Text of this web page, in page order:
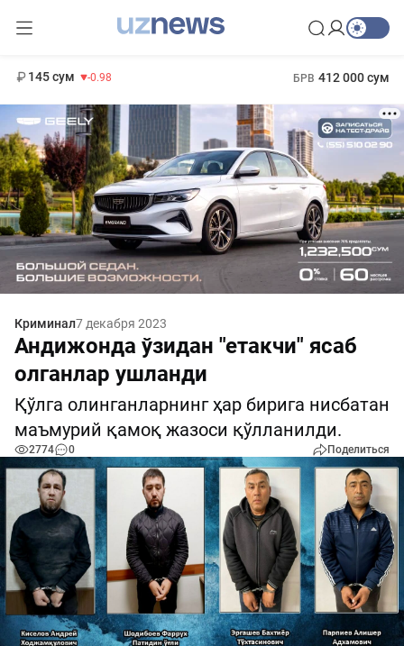
145 сум -0.98 БРВ 412 000 сум
Криминал7 декабря 2023
Андижонда ўзидан "етакчи" ясаб
олганлар ушланди
Қўлга олинганларнинг ҳар бирига нисбатан
маъмурий қамоқ жазоси қўлланилди.
2774 0 Поделиться